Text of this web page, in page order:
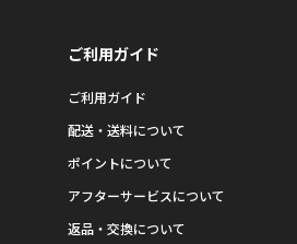
ご利用ガイド
ご利用ガイド
配送・送料について
ポイントについて
アフターサービスについて
返品・交換について